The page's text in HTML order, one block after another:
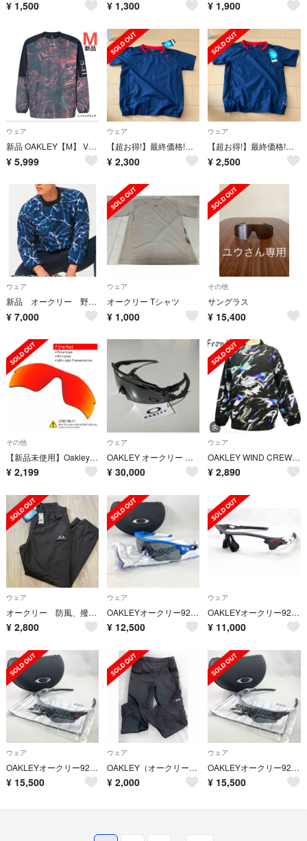
¥ 1,500 ¥ 1,300 ¥ 1,900
ウェア
新品 OAKLEY【M】 Vジャン 野球 ウィンドブレーカー オークリー
¥ 5,999
ウェア
【超お得!】最終価格!オークリージャニア用野球ウェア
¥ 2,300
ウェア
【超お得!】最終価格!オークリージャニア用野球ウェア
¥ 2,500
ウェア
新品 オークリー 野球 トレーニングジャケット フルストレッチ
¥ 7,000
ウェア
オークリー Tシャツ
¥ 1,000
その他
サングラス
¥ 15,400
その他
【新品未使用】Oakley radar lock path 偏光レンズ
¥ 2,199
ウェア
OAKLEY オークリー エンコーダー スクエアード プリズムブラック
¥ 30,000
ウェア
OAKLEY WIND CREW BB 1.7Lサイズ⑤
¥ 2,890
ウェア
オークリー 防風、撥水ウォームパンツ 新品
¥ 2,800
ウェア
OAKLEYオークリー9206-60レーダーロックパス中日ドラゴンズ
¥ 12,500
ウェア
OAKLEYオークリー9206-63ロッテレーダーロックパスフレームのみ
¥ 11,000
ウェア
OAKLEYオークリー9206-63レーダーロックパス千葉ロッテマリーンズ
¥ 15,500
ウェア
OAKLEY（オークリー） ウィンドウォームパンツ
¥ 2,000
ウェア
OAKLEYオークリー9206-63レーダーロックパス千葉ロッテマリーンズ
¥ 15,500